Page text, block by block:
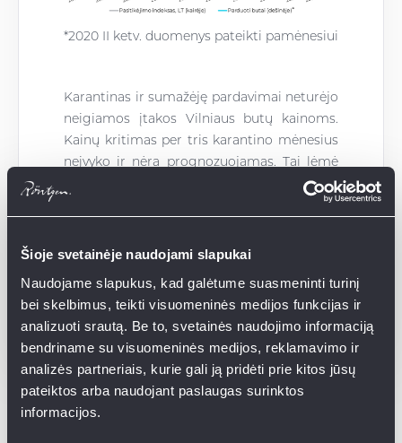
Šioje svetainėje naudojami slapukai
Naudojame slapukus, kad galėtume suasmeninti turinį
bei skelbimus, teikti visuomeninės medijos funkcijas ir
analizuoti srautą. Be to, svetainės naudojimo informaciją
bendriname su visuomeninės medijos, reklamavimo ir
analizės partneriais, kurie gali ją pridėti prie kitos jūsų
pateiktos arba naudojant paslaugas surinktos
informacijos.
*2020 II ketv. duomenys pateikti pamėnesiui
Karantinas ir sumažėję pardavimai neturėjo
neigiamos įtakos Vilniaus butų kainoms.
Kainų kritimas per tris karantino mėnesius
neįvyko ir nėra prognozuojamas. Tai lėmė
subalansuota pasiūla bei nuotaikos jog
pandemija yra laikina ir rinka atsistatys. Tai
investuojantiems į NT.
Duomenys paremti Inreal rinkos
apžvalgomis.
Susijusios naujienos